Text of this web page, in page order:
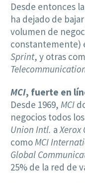
Desde entonces
ha dejado de
volumen de
constantemente)
Sprint, y otras
MCI, fuerte en
Desde 1969, MCI
negocios todos
Union Intl. aXerox
comoMCI
Global
25% de la red de